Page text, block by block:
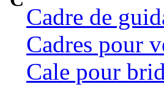
Cadre de
Cadres pour
Cale pour